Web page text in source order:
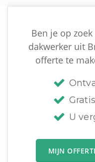
Ben je op
dakwerker uit
offerte te
U
MIJN